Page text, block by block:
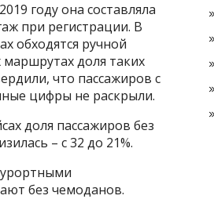
году она составляла
при регистрации. В
обходятся ручной
доля таких
что пассажиров с
цифры не раскрыли.
доля пассажиров без
– с 32 до 21%.
без чемоданов.